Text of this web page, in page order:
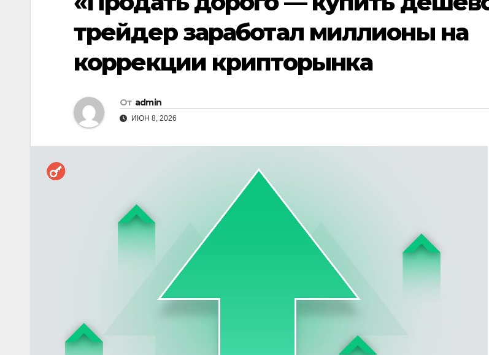
трейдер заработал миллионы на
коррекции крипторынка
От admin
ИЮН 8, 2026